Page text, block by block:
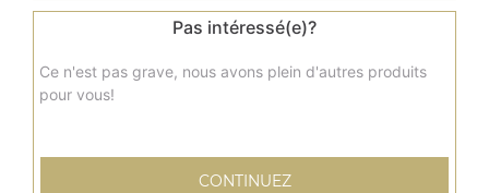
panuzzo jambon, panuzzo poulet, panuzzo kebab, ...
+
Pas intéressé(e)?
Ce n'est pas grave, nous avons plein d'autres produits
pour vous!
CONTINUEZ